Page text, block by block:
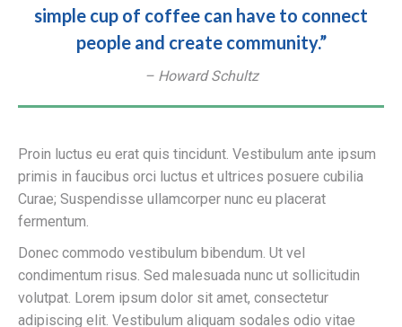
simple cup of coffee can have to connect
people and create community.”
– Howard Schultz
Proin luctus eu erat quis tincidunt. Vestibulum ante ipsum
primis in faucibus orci luctus et ultrices posuere cubilia
Curae; Suspendisse ullamcorper nunc eu placerat
fermentum.
Donec commodo vestibulum bibendum. Ut vel
condimentum risus. Sed malesuada nunc ut sollicitudin
volutpat. Lorem ipsum dolor sit amet, consectetur
adipiscing elit. Vestibulum aliquam sodales odio vitae